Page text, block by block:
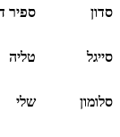
סדון ספיר
סייגל טליה
סלומון שלי